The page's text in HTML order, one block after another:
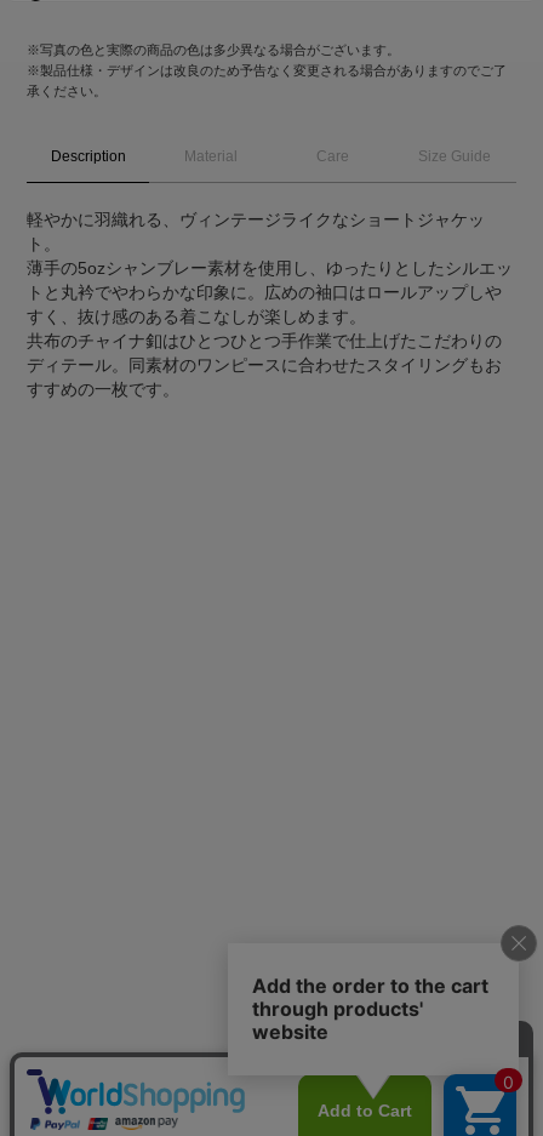
※写真の色と実際の商品の色は多少異なる場合がございます。
※製品仕様・デザインは改良のため予告なく変更される場合がありますのでご了
承ください。
Description Material Care Size Guide
軽やかに羽織れる、ヴィンテージライクなショートジャケッ
ト。
薄手の5ozシャンブレー素材を使用し、ゆったりとしたシルエッ
トと丸衿でやわらかな印象に。広めの袖口はロールアップしや
すく、抜け感のある着こなしが楽しめます。
共布のチャイナ釦はひとつひとつ手作業で仕上げたこだわりの
ディテール。同素材のワンピースに合わせたスタイリングもお
すすめの一枚です。